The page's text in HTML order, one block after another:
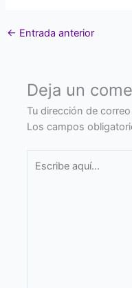
← Entrada anterior
Deja un
Tu dirección de
Los campos
aquí...